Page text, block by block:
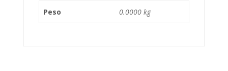
Peso 0.0000 kg